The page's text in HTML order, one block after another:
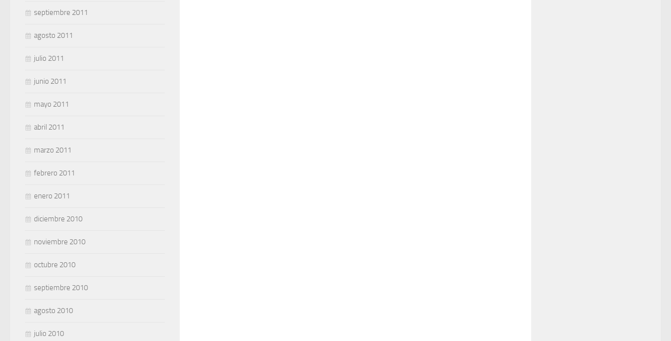
septiembre 2011
agosto 2011
julio 2011
junio 2011
mayo 2011
abril 2011
marzo 2011
febrero 2011
enero 2011
diciembre 2010
noviembre 2010
octubre 2010
septiembre 2010
agosto 2010
julio 2010